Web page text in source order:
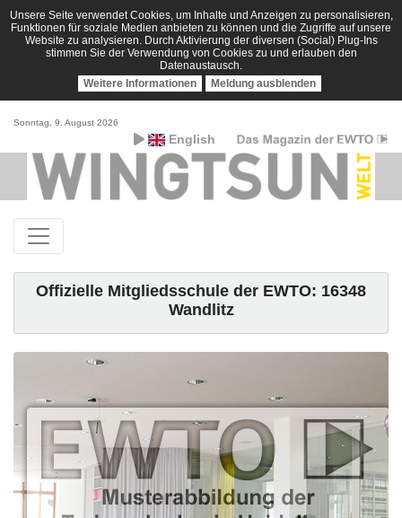
Unsere Seite verwendet Cookies, um Inhalte und Anzeigen zu personalisieren,
Funktionen für soziale Medien anbieten zu können und die Zugriffe auf unsere
Website zu analysieren. Durch Aktivierung der diversen (Social) Plug-Ins
stimmen Sie der Verwendung von Cookies zu und erlauben den
Datenaustausch.
Weitere Informationen
Meldung ausblenden
Sonntag, 9. August 2026
English
Offizielle Mitgliedsschule der EWTO: 16348
Wandlitz